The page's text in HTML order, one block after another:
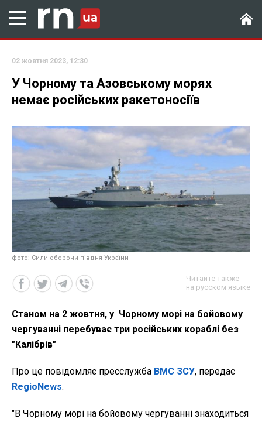
02 жовтня 2023, 12:30
У Чорному та Азовському морях
немає російських ракетоносіїв
фото: Сили оборони півдня України
Читайте также
на русском языке
Станом на 2 жовтня, у Чорному морі на бойовому
чергуванні перебуває три російських кораблі без
"Калібрів"
Про це повідомляє пресслужба ВМС ЗСУ, передає
RegioNews.
"В Чорному морі на бойовому чергуванні знаходиться